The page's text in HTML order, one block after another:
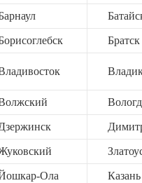
Братск
Ола Казань